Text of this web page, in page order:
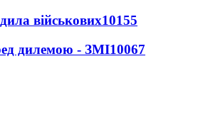
військових10155
дилемою - ЗМІ10067